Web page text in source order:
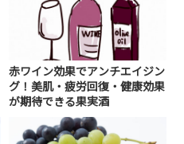
赤ワイン効果でアンチエイジン
グ！美肌・疲労回復・健康効果
が期待できる果実酒